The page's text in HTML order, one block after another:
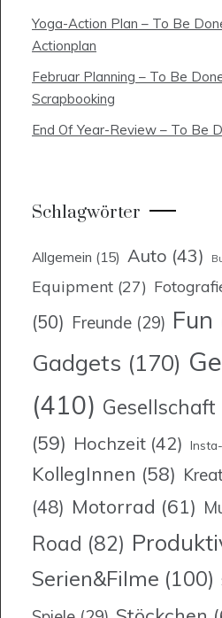
Yoga-Action Plan – To Be
Actionplan
Februar Planning – To Be
Scrapbooking
End Of Year-Review – To Be
Schlagwörter
Allgemein (15) Auto (43)
Equipment (27)
(50) Freunde (29) Fun
Gadgets (170)
(410) Gesellschaft
(59) Hochzeit (42)
KollegInnen (58)
(48) Motorrad (61)
Road (82)
Serien&Filme (100)